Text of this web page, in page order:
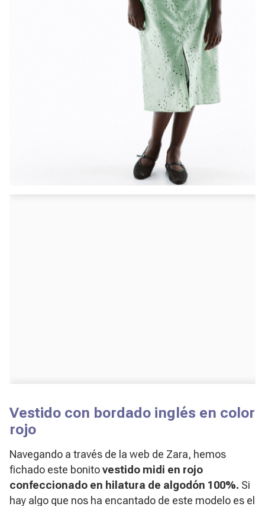
Vestido con bordado inglés en color
rojo
Navegando a través de la web de Zara, hemos
fichado este bonitovestido midi en rojo
confeccionado en hilatura de algodón 100%. Si
hay algo que nos ha encantado de este modelo es el